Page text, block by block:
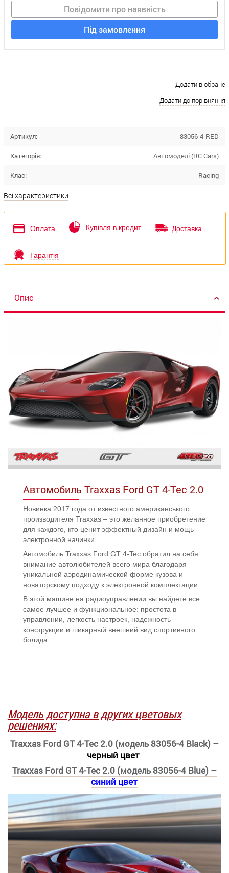
Повідомити про наявність
Під замовлення
Додати в обране
Додати до порівняння
Артикул: 83056-4-RED
Категорія: Автомоделі (RC Cars)
Клас: Racing
Всі характеристики
Оплата Купівля в кредит Доставка
Гарантія
Опис
Автомобиль Traxxas Ford GT 4-Tec 2.0
Новинка 2017 года от известного американського
производителя Traxxas – это желанное приобретение
для каждого, кто ценит эффектный дизайн и мощь
электронной начинки.
Автомобиль Traxxas Ford GT 4-Tec обратил на себя
внимание автолюбителей всего мира благодаря
уникальной аэродинамической форме кузова и
новаторскому подходу к электронной комплектации.
В этой машине на радиоуправлении вы найдете все
самое лучшее и функциональное: простота в
управлении, легкость настроек, надежность
конструкции и шикарный внешний вид спортивного
болида.
Модель доступна в других цветовых
решениях:
Traxxas Ford GT 4-Tec 2.0 (модель 83056-4 Black) –
черный цвет
Traxxas Ford GT 4-Tec 2.0 (модель 83056-4 Blue) –
синий цвет